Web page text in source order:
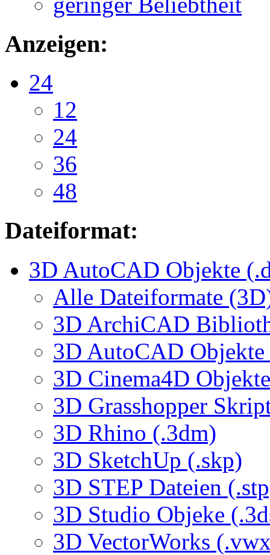
Anzeigen:
24
12
24
36
48
Dateiformat:
3D AutoCAD Objekte
Alle Dateiformate
3D ArchiCAD
3D AutoCAD
3D Cinema4D
3D Grasshopper
3D Rhino (.3dm)
3D SketchUp (.skp)
3D STEP Dateien
3D Studio Objeke
3D VectorWorks